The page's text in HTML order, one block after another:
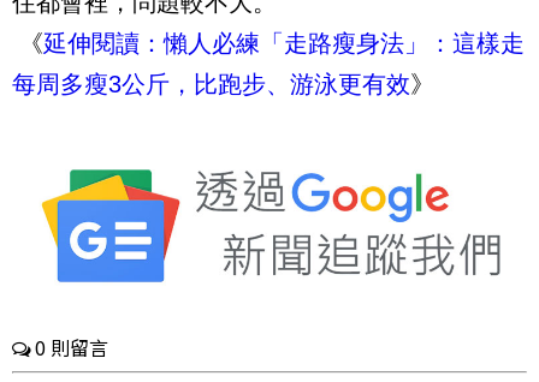
《延伸閱讀：懶人必練「走路瘦身法」：這樣走
每周多瘦3公斤，比跑步、游泳更有效》